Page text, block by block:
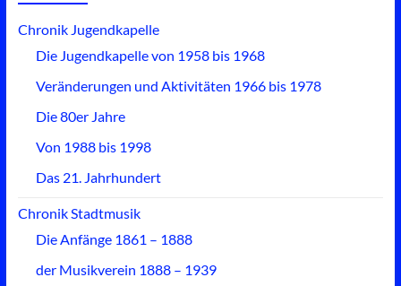
Chronik Jugendkapelle
Die Jugendkapelle von 1958 bis 1968
Veränderungen und Aktivitäten 1966 bis 1978
Die 80er Jahre
Von 1988 bis 1998
Das 21. Jahrhundert
Chronik Stadtmusik
Die Anfänge 1861 – 1888
der Musikverein 1888 – 1939